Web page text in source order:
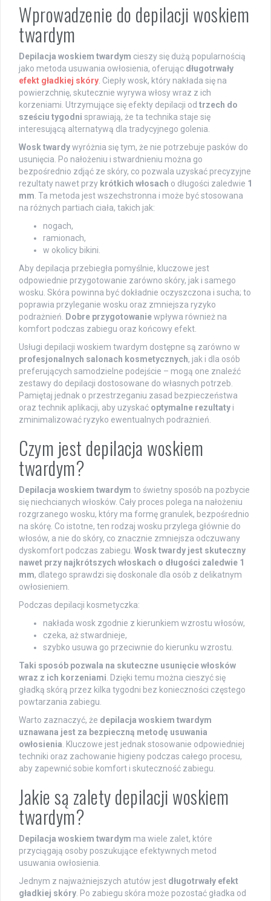
Wprowadzenie do depilacji woskiem
twardym
Depilacja woskiem twardym cieszy się dużą popularnością
jako metoda usuwania owłosienia, oferując długotrwały
efekt gładkiej skóry . Ciepły wosk, który nakłada się na
powierzchnię, skutecznie wyrywa włosy wraz z ich
korzeniami. Utrzymujące się efekty depilacji od trzech do
sześciu tygodni sprawiają, że ta technika staje się
interesującą alternatywą dla tradycyjnego golenia.
Wosk twardywyróżnia się tym, że nie potrzebuje pasków do
usunięcia. Po nałożeniu i stwardnieniu można go
bezpośrednio zdjąć ze skóry, co pozwala uzyskać precyzyjne
rezultaty nawet przy krótkich włosach o długości zaledwie 1
mm . Ta metoda jest wszechstronna i może być stosowana
na różnych partiach ciała, takich jak:
nogach,
ramionach,
w okolicy bikini.
Aby depilacja przebiegła pomyślnie, kluczowe jest
odpowiednie przygotowanie zarówno skóry, jak i samego
wosku. Skóra powinna być dokładnie oczyszczona i sucha; to
poprawia przyleganie wosku oraz zmniejsza ryzyko
podrażnień.
Dobre przygotowaniewpływa również na
komfort podczas zabiegu oraz końcowy efekt.
Usługi depilacji woskiem twardym dostępne są zarówno w
profesjonalnych salonach kosmetycznych, jak i dla osób
preferujących samodzielne podejście – mogą one znaleźć
zestawy do depilacji dostosowane do własnych potrzeb.
Pamiętaj jednak o przestrzeganiu zasad bezpieczeństwa
oraz technik aplikacji, aby uzyskać optymalne rezultaty i
zminimalizować ryzyko ewentualnych podrażnień.
Czym jest depilacja woskiem
twardym?
Depilacja woskiem twardym to świetny sposób na pozbycie
się niechcianych włosków. Cały proces polega na nałożeniu
rozgrzanego wosku, który ma formę granulek, bezpośrednio
na skórę. Co istotne, ten rodzaj wosku przylega głównie do
włosów, a nie do skóry, co znacznie zmniejsza odczuwany
dyskomfort podczas zabiegu. Wosk twardy jest skuteczny
nawet przy najkrótszych włoskach o długości zaledwie 1
mm, dlatego sprawdzi się doskonale dla osób z delikatnym
owłosieniem.
Podczas depilacji kosmetyczka:
nakłada wosk zgodnie z kierunkiem wzrostu włosów,
czeka, aż stwardnieje,
szybko usuwa go przeciwnie do kierunku wzrostu.
Taki sposób pozwala na skuteczne usunięcie włosków
wraz z ich korzeniami . Dzięki temu można cieszyć się
gładką skórą przez kilka tygodni bez konieczności częstego
powtarzania zabiegu.
Warto zaznaczyć, że depilacja woskiem twardym
uznawana jest za bezpieczną metodę usuwania
owłosienia . Kluczowe jest jednak stosowanie odpowiedniej
techniki oraz zachowanie higieny podczas całego procesu,
aby zapewnić sobie komfort i skuteczność zabiegu.
Jakie są zalety depilacji woskiem
twardym?
Depilacja woskiem twardym ma wiele zalet, które
przyciągają osoby poszukujące efektywnych metod
usuwania owłosienia.
Jednym z najważniejszych atutów jest długotrwały efekt
gładkiej skóry . Po zabiegu skóra może pozostać gładka od